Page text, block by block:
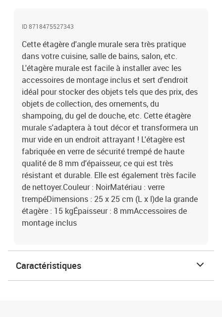
ID 8718475527343
Cette étagère d'angle murale sera très pratique
dans votre cuisine, salle de bains, salon, etc.
L'étagère murale est facile à installer avec les
accessoires de montage inclus et sert d'endroit
idéal pour stocker des objets tels que des prix, des
objets de collection, des ornements, du
shampoing, du gel de douche, etc. Cette étagère
murale s'adaptera à tout décor et transformera un
mur vide en un endroit attrayant ! L'étagère est
fabriquée en verre de sécurité trempé de haute
qualité de 8 mm d'épaisseur, ce qui est très
résistant et durable. Elle est également très facile
de nettoyer.Couleur : NoirMatériau : verre
trempéDimensions : 25 x 25 cm (L x l)de la grande
étagère : 15 kgÉpaisseur : 8 mmAccessoires de
montage inclus
Caractéristiques